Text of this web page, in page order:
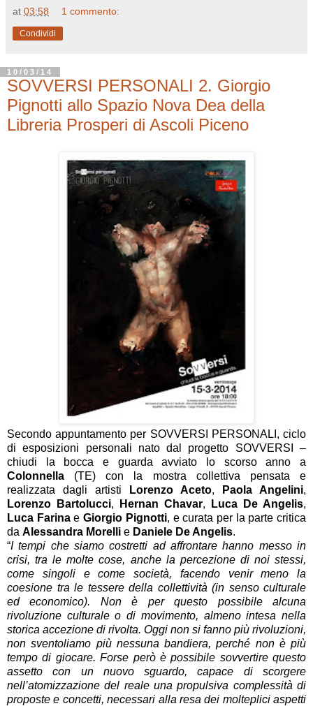
at 03:58 1 commento:
Condividi
10/03/14
SOVVERSI PERSONALI 2. Giorgio
Pignotti allo Spazio Nova Dea della
Libreria Prosperi di Ascoli Piceno
Secondo appuntamento per SOVVERSI PERSONALI, ciclo
di esposizioni personali nato dal progetto SOVVERSI –
chiudi la bocca e guarda avviato lo scorso anno a
Colonnella (TE) con la mostra collettiva pensata e
realizzata dagli artisti
Lorenzo Aceto, Paola Angelini,
Lorenzo Bartolucci, Hernan Chavar, Luca De Angelis,
Luca FarinaeGiorgio Pignotti, e curata per la parte critica
da Alessandra Morelli e Daniele De Angelis.
“I tempi che siamo costretti ad affrontare hanno messo in
crisi, tra le molte cose, anche la percezione di noi stessi,
come singoli e come società, facendo venir meno la
coesione tra le tessere della collettività (in senso culturale
ed economico). Non è per questo possibile alcuna
rivoluzione culturale o di movimento, almeno intesa nella
storica accezione di rivolta. Oggi non si fanno più rivoluzioni,
non sventoliamo più nessuna bandiera, perché non è più
tempo di giocare. Forse però è possibile sovvertire questo
assetto con un nuovo sguardo, capace di scorgere
nell’atomizzazione del reale una propulsiva complessità di
proposte e concetti, necessari alla resa dei molteplici aspetti